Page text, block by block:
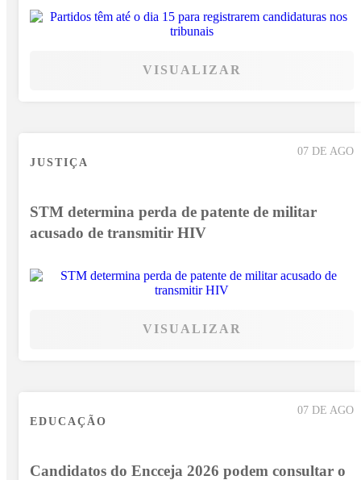
VISUALIZAR
07 DE AGO
JUSTIÇA
STM determina perda de patente de militar
acusado de transmitir HIV
VISUALIZAR
07 DE AGO
EDUCAÇÃO
Candidatos do Encceja 2026 podem consultar o